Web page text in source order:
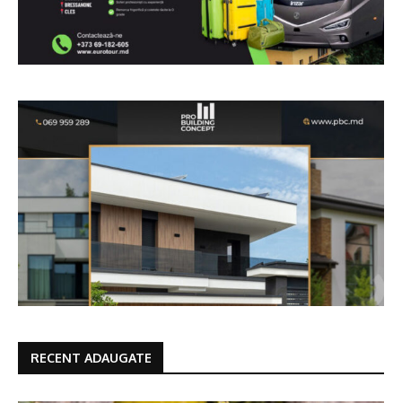
RECENT ADAUGATE